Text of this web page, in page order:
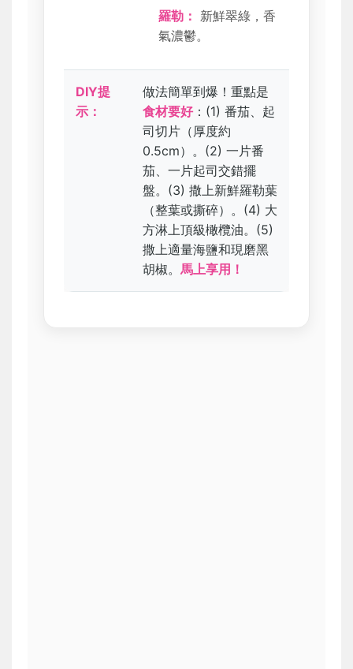
羅勒： 新鮮翠綠，香
氣濃鬱。
DIY提
示：
做法簡單到爆！重點是
食材要好：(1) 番茄、起
司切片（厚度約
0.5cm）。(2) 一片番
茄、一片起司交錯擺
盤。(3) 撒上新鮮羅勒葉
（整葉或撕碎）。(4) 大
方淋上頂級橄欖油。(5)
撒上適量海鹽和現磨黑
胡椒。 馬上享用！